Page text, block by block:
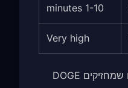
1-10 minutes
Very high
: משתמשים שמחזיקים DOGE